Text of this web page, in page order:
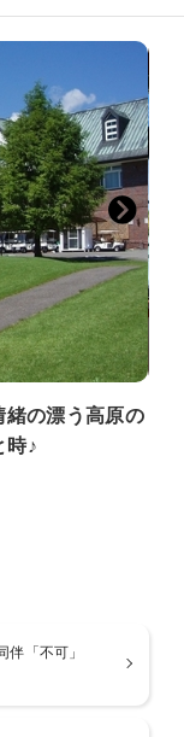
緒の漂う高原の
時♪
です。
中で、
のは”心の癒し”
伴「不可」